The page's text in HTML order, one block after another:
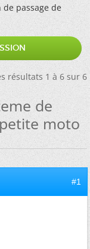
passage de
résultats 1 à 6 sur 6
de
moto
#1